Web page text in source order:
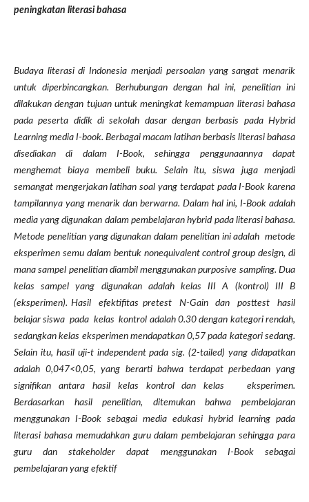
peningkatan literasi bahasa
Budaya literasi di Indonesia menjadi persoalan yang sangat menarik
untuk diperbincangkan. Berhubungan dengan hal ini, penelitian ini
dilakukan dengan tujuan untuk meningkat kemampuan literasi bahasa
pada peserta didik di sekolah dasar dengan berbasis pada Hybrid
Learning media I-book. Berbagai macam latihan berbasis literasi bahasa
disediakan di dalam I-Book, sehingga penggunaannya dapat
menghemat biaya membeli buku. Selain itu, siswa juga menjadi
semangat mengerjakan latihan soal yang terdapat pada I-Book karena
tampilannya yang menarik dan berwarna. Dalam hal ini, I-Book adalah
media yang digunakan dalam pembelajaran hybrid pada literasi bahasa.
Metode penelitian yang digunakan dalam penelitian ini adalah metode
eksperimen semu dalam bentuk nonequivalent control group design, di
mana sampel penelitian diambil menggunakan purposive sampling. Dua
kelas sampel yang digunakan adalah kelas III A (kontrol) III B
(eksperimen). Hasil efektifitas pretest N-Gain dan posttest hasil
belajar siswa pada kelas kontrol adalah 0.30 dengan kategori rendah,
sedangkan kelas eksperimen mendapatkan 0,57 pada kategori sedang.
Selain itu, hasil uji-t independent pada sig. (2-tailed) yang didapatkan
adalah 0,047<0,05, yang berarti bahwa terdapat perbedaan yang
signifikan antara hasil kelas kontrol dan kelas eksperimen.
Berdasarkan hasil penelitian, ditemukan bahwa pembelajaran
menggunakan I-Book sebagai media edukasi hybrid learning pada
literasi bahasa memudahkan guru dalam pembelajaran sehingga para
guru dan stakeholder dapat menggunakan I-Book sebagai
pembelajaran yang efektif